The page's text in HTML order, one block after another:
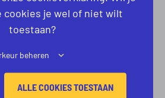
cookies je wel of niet wilt
toestaan?
beheren
ALLE COOKIES TOESTAAN